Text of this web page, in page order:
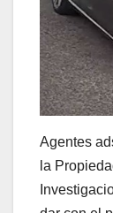
Agentes
la